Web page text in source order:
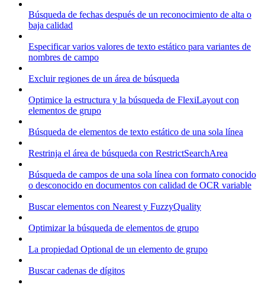
Búsqueda de fechas después de un reconocimiento de alta o
baja calidad
Especificar varios valores de texto estático para variantes de
nombres de campo
Excluir regiones de un área de búsqueda
Optimice la estructura y la búsqueda de FlexiLayout con
elementos de grupo
Búsqueda de elementos de texto estático de una sola línea
Restrinja el área de búsqueda con RestrictSearchArea
Búsqueda de campos de una sola línea con formato conocido
o desconocido en documentos con calidad de OCR variable
Buscar elementos con Nearest y FuzzyQuality
Optimizar la búsqueda de elementos de grupo
La propiedad Optional de un elemento de grupo
Buscar cadenas de dígitos